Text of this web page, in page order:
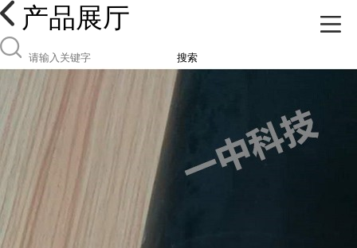
产品展厅
搜索